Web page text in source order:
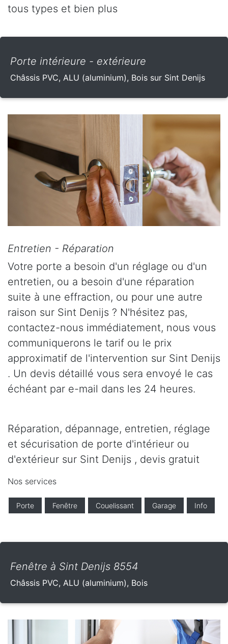
tous types et bien plus
Porte intérieure - extérieure
Châssis PVC, ALU (aluminium), Bois sur Sint Denijs
Entretien - Réparation
Votre porte a besoin d'un réglage ou d'un
entretien, ou a besoin d'une réparation
suite à une effraction, ou pour une autre
raison sur Sint Denijs ? N'hésitez pas,
contactez-nous immédiatement, nous vous
communiquerons le tarif ou le prix
approximatif de l'intervention sur Sint Denijs
. Un devis détaillé vous sera envoyé le cas
échéant par e-mail dans les 24 heures.
Réparation, dépannage, entretien, réglage
et sécurisation de porte d'intérieur ou
d'extérieur sur Sint Denijs , devis gratuit
Nos services
Porte Fenêtre Couelissant Garage Info
Fenêtre à Sint Denijs 8554
Châssis PVC, ALU (aluminium), Bois